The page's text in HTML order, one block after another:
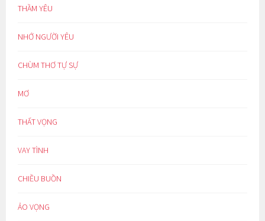
THẦM YÊU
NHỚ NGƯỜI YÊU
CHÙM THƠ TỰ SỰ
MƠ
THẤT VỌNG
VAY TÌNH
CHIỀU BUỒN
ẢO VỌNG